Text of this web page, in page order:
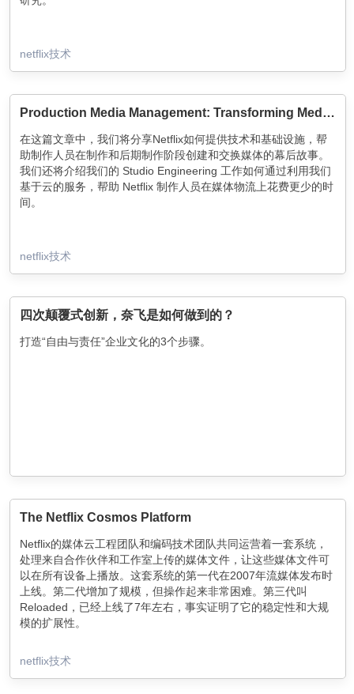
netflix技术
Production Media Management: Transforming Media Workflows by leveraging the Cloud
在这篇文章中，我们将分享Netflix如何提供技术和基础设施，帮
助制作人员在制作和后期制作阶段创建和交换媒体的幕后故事。
我们还将介绍我们的 Studio Engineering 工作如何通过利用我们
基于云的服务，帮助 Netflix 制作人员在媒体物流上花费更少的时
间。
netflix技术
四次颠覆式创新，奈飞是如何做到的？
打造“自由与责任”企业文化的3个步骤。
The Netflix Cosmos Platform
Netflix的媒体云工程团队和编码技术团队共同运营着一套系统，
处理来自合作伙伴和工作室上传的媒体文件，让这些媒体文件可
以在所有设备上播放。这套系统的第一代在2007年流媒体发布时
上线。第二代增加了规模，但操作起来非常困难。第三代叫
Reloaded，已经上线了7年左右，事实证明了它的稳定性和大规
模的扩展性。
受限的计算集群，并专注于一件事：视频/音频处理流水线。随着
时间的推移，开发人员的数量增加了三倍多，用例的广度和深度
netflix技术